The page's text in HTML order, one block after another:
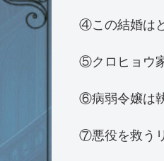
④この結婚は
⑤クロヒョウ
⑥病弱令嬢は
⑦悪役を救う